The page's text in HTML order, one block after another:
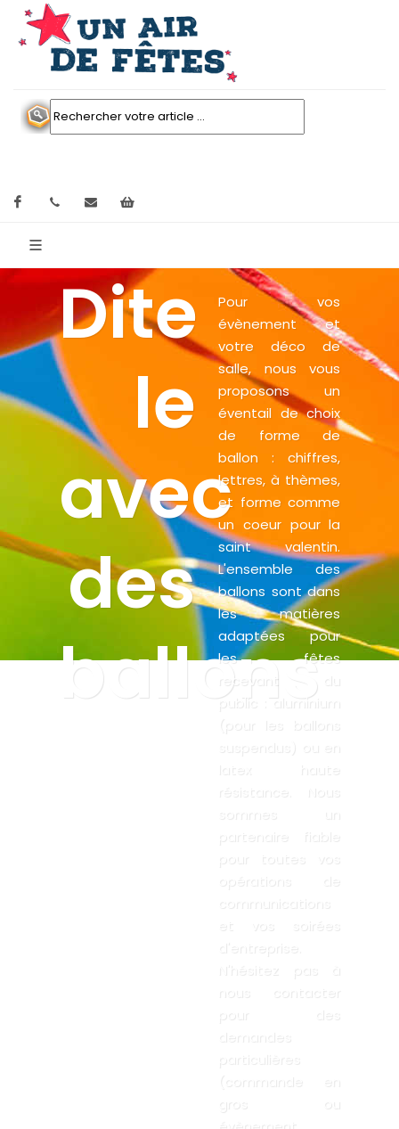
Facebook contactez nous
Dite
le
avec
des
ballons
Pour vos
évènement et
votre déco de
salle, nous vous
proposons un
éventail de choix
de forme de
ballon : chiffres,
lettres, à thèmes,
et forme comme
un coeur pour la
saint valentin.
L'ensemble des
ballons sont dans
les matières
adaptées pour
les fêtes
recevant du
public : aluminium